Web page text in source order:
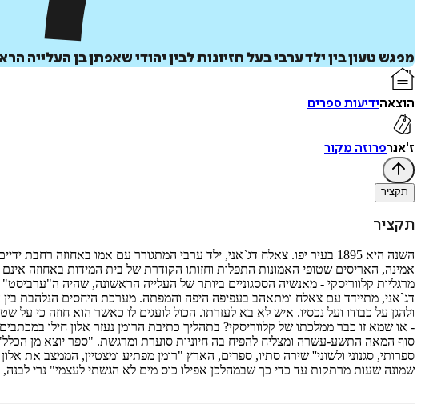
מפגש טעון בין ילד ערבי בעל חזיונות לבין יהודי שאפתן בן
הוצאהידיעות ספרים
ז'אנרפרוזה מקור
תקציר
תקציר
השנה היא 1895 בעיר יפו. צאלח דג`אני, ילד ערבי המתגורר עם אמו
אמינה, האריסים שטופי האמונות התפלות וחזותו הקודרת של בית המידות באחוזה
מרגליות קלווריסקי - מאנשיה הססגוניים ביותר של העלייה הראשונה, שהיה
דג`אני, מתיידד עם צאלח ומתאהב בעפיפה היפה והמפתה. מערכת היחסים הנלהבת בין
ולהגן על כבודו ועל נכסיו. איש לא בא לעזרתו. הכול לועגים לו כאשר הוא חוזה כי
- או שמא זו כבר ממלכתו של קלווריסקי? בתהליך כתיבת הרומן נעזר אלון חילו
סוף המאה התשע-עשרה ומצליח להפיח בה חיוניות סוערת ומרגשת. "ספר יוצא מן
שמונה שעות מרתקות עד כדי כך שבמהלכן אפילו כוס מים לא הגשתי לעצמי" נרי